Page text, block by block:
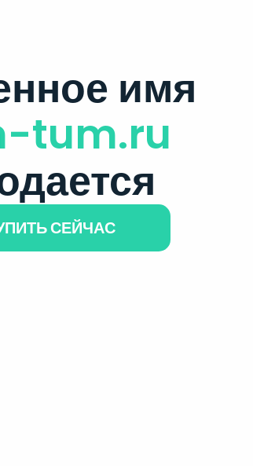
имя
tum.ru
СЕЙЧАС